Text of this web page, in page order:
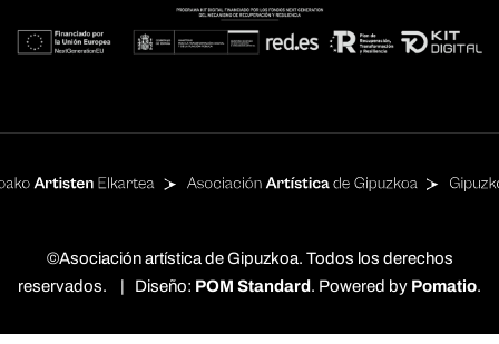
©Asociación artística de Gipuzkoa. Todos los derechos
reservados. | Diseño: POM Standard. Powered by Pomatio.